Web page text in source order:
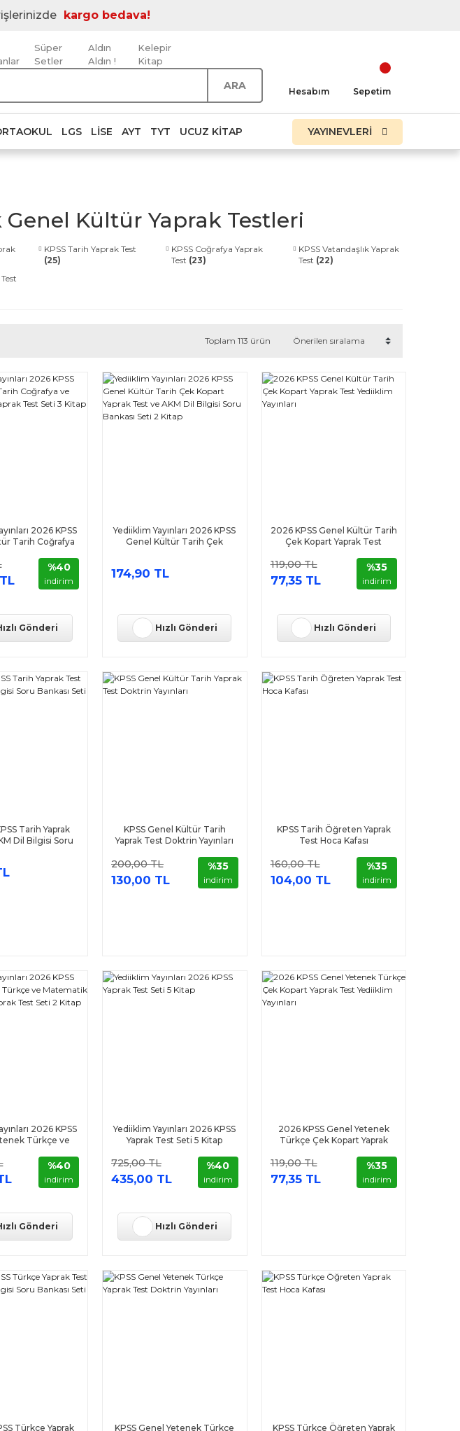
kargo bedava!
Süper
Setler
Aldın
Aldın !
Kelepir
Kitap
ARA Hesabım Sepetim
LGS LISE AYT TYT UCUZ KITAP YAYINEVLERİ
Genel Kültür Yaprak Testleri
KPSS Tarih Yaprak Test
(25)
KPSS Coğrafya Yaprak
Test (23)
KPSS Vatandaşlık Yaprak
Test (22)
Toplam 113 ürün
2026 KPSS
Tarih Coğrafya
3 Kitap
%40
indirim
Gönderi
Yediiklim Yayınları 2026 KPSS
Genel Kültür Tarih Çek
Kitap
174,90 TL
Hızlı Gönderi
2026 KPSS Genel Kültür Tarih
Çek Kopart Yaprak Test
119,00 TL
77,35 TL
%35
indirim
Hızlı Gönderi
Tarih Yaprak
Dil Bilgisi Soru
KPSS Genel Kültür Tarih
Yaprak Test Doktrin Yayınları
200,00 TL
130,00 TL
%35
indirim
KPSS Tarih Öğreten Yaprak
Test Hoca Kafası
160,00 TL
104,00 TL
%35
indirim
2026 KPSS
Türkçe ve
Seti 2 Kitap%40
indirim
Gönderi
Yediiklim Yayınları 2026 KPSS
Yaprak Test Seti 5 Kitap
725,00 TL
435,00 TL
%40
indirim
Hızlı Gönderi
2026 KPSS Genel Yetenek
Türkçe Çek Kopart Yaprak
119,00 TL
77,35 TL
%35
indirim
Türkçe Yaprak
KPSS Genel Yetenek Türkçe
KPSS Türkçe Öğreten Yaprak